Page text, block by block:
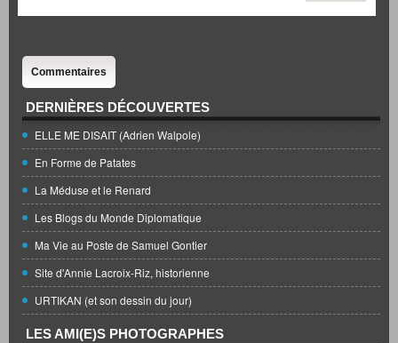
Commentaires
DERNIÈRES DÉCOUVERTES
ELLE ME DISAIT (Adrien Walpole)
En Forme de Patates
La Méduse et le Renard
Les Blogs du Monde Diplomatique
Ma Vie au Poste de Samuel Gontier
Site d'Annie Lacroix-Riz, historienne
URTIKAN (et son dessin du jour)
LES AMI(E)S PHOTOGRAPHES